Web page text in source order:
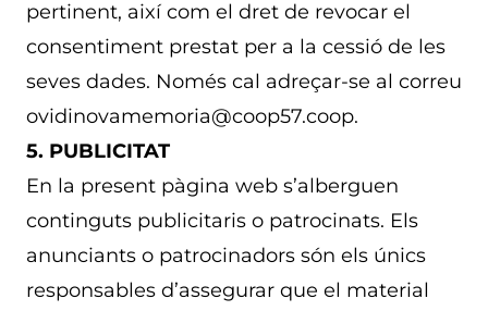
pertinent, així com el dret de revocar el
consentiment prestat per a la cessió de les
seves dades. Només cal adreçar-se al correu
ovidinovamemoria@coop57.coop.
5. PUBLICITAT
En la present pàgina web s’alberguen
continguts publicitaris o patrocinats. Els
anunciants o patrocinadors són els únics
responsables d’assegurar que el material